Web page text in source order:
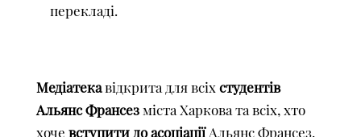
перекладі.
Медіатекавідкрита для всіх студентів
Альянс Франсезміста Харкова та всіх, хто
хоче вступити до асоціаціїАльянс Франсез.